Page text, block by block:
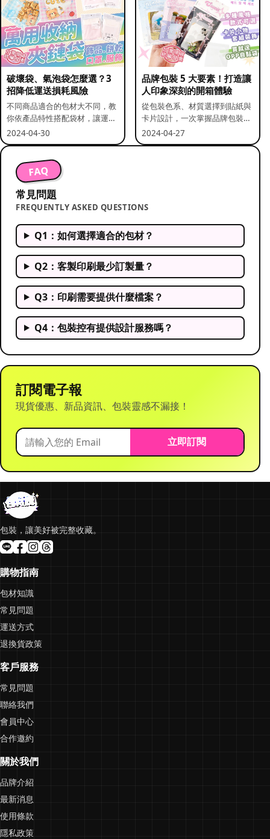
破壞袋、氣泡袋怎麼選？3
招降低運送損耗風險
不同商品適合的包材大不同，教
你依產品特性搭配袋材，讓運送
更安全。
2024-04-30
品牌包裝 5 大要素！打造讓
人印象深刻的開箱體驗
從包裝色系、材質選擇到貼紙與
卡片設計，一次掌握品牌包裝的
關鍵要素。
2024-04-27
FAQ
常見問題
FREQUENTLY ASKED QUESTIONS
Q1：如何選擇適合的包材？
Q2：客製印刷最少訂製量？
Q3：印刷需要提供什麼檔案？
Q4：包裝控有提供設計服務嗎？
訂閱電子報
現貨優惠、新品資訊、包裝靈感不漏接！
立即訂閱
包裝，讓美好被完整收藏。
購物指南
包材知識
常見問題
運送方式
退換貨政策
客戶服務
常見問題
聯絡我們
會員中心
合作邀約
關於我們
品牌介紹
最新消息
使用條款
隱私政策